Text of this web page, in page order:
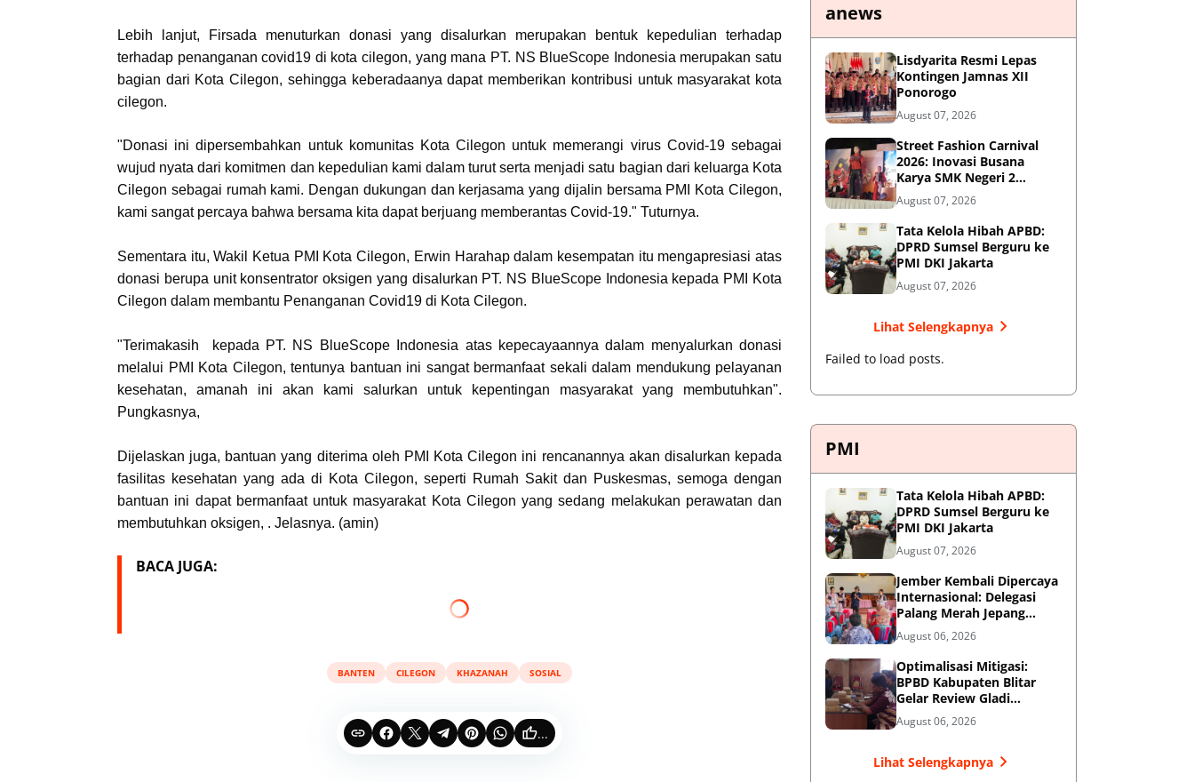
Lebih lanjut, Firsada menuturkan donasi yang disalurkan merupakan bentuk kepedulian terhadap
terhadap penanganan covid19 di kota cilegon, yang mana PT. NS BlueScope Indonesia merupakan satu
bagian dari Kota Cilegon, sehingga keberadaanya dapat memberikan kontribusi untuk masyarakat kota
cilegon.
"Donasi ini dipersembahkan untuk komunitas Kota Cilegon untuk memerangi virus Covid-19 sebagai
wujud nyata dari komitmen dan kepedulian kami dalam turut serta menjadi satu bagian dari keluarga Kota
Cilegon sebagai rumah kami. Dengan dukungan dan kerjasama yang dijalin bersama PMI Kota Cilegon,
kami sangat percaya bahwa bersama kita dapat berjuang memberantas Covid-19." Tuturnya.
Sementara itu, Wakil Ketua PMI Kota Cilegon, Erwin Harahap dalam kesempatan itu mengapresiasi atas
donasi berupa unit konsentrator oksigen yang disalurkan PT. NS BlueScope Indonesia kepada PMI Kota
Cilegon dalam membantu Penanganan Covid19 di Kota Cilegon.
"Terimakasih kepada PT. NS BlueScope Indonesia atas kepecayaannya dalam menyalurkan donasi
melalui PMI Kota Cilegon, tentunya bantuan ini sangat bermanfaat sekali dalam mendukung pelayanan
kesehatan, amanah ini akan kami salurkan untuk kepentingan masyarakat yang membutuhkan".
Pungkasnya,
Dijelaskan juga, bantuan yang diterima oleh PMI Kota Cilegon ini rencanannya akan disalurkan kepada
fasilitas kesehatan yang ada di Kota Cilegon, seperti Rumah Sakit dan Puskesmas, semoga dengan
bantuan ini dapat bermanfaat untuk masyarakat Kota Cilegon yang sedang melakukan perawatan dan
membutuhkan oksigen, . Jelasnya. (amin)
BACA JUGA:
BANTEN CILEGON KHAZANAH SOSIAL
...
anews
Lisdyarita Resmi Lepas
Kontingen Jamnas XII
Ponorogo
August 07, 2026
Street Fashion Carnival
2026: Inovasi Busana
Karya SMK Negeri 2
Ponorogo
August 07, 2026
Tata Kelola Hibah APBD:
DPRD Sumsel Berguru ke
PMI DKI Jakarta
August 07, 2026
Lihat Selengkapnya
Failed to load posts.
PMI
Tata Kelola Hibah APBD:
DPRD Sumsel Berguru ke
PMI DKI Jakarta
August 07, 2026
Jember Kembali Dipercaya
Internasional: Delegasi
Palang Merah Jepang
Perkuat Kesiapsiagaan
Bencana di Kawasan
Pesisir dan Sekolah
August 06, 2026
Optimalisasi Mitigasi:
BPBD Kabupaten Blitar
Gelar Review Gladi
Kontinjensi Erupsi Gunung
Kelud
August 06, 2026
Lihat Selengkapnya